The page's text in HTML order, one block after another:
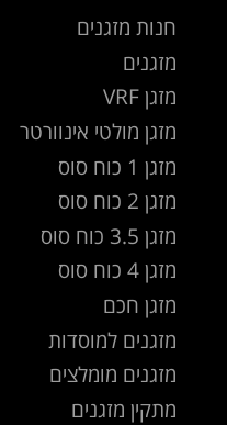
חנות מזגנים
מזגנים
מזגן VRF
מזגן מולטי אינוורטר
מזגן 1 כוח סוס
מזגן 2 כוח סוס
מזגן 3.5 כוח סוס
מזגן 4 כוח סוס
מזגן חכם
מזגנים למוסדות
מזגנים מומלצים
מתקין מזגנים